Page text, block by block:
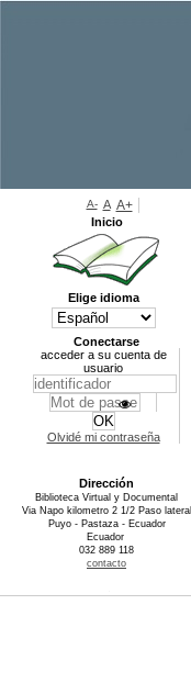
A- A A+
Inicio
Elige idioma
Conectarse
acceder a su cuenta de
usuario
Olvidé mi contraseña
Dirección
Biblioteca Virtual y Documental
Via Napo kilometro 2 1/2 Paso lateral
Puyo - Pastaza - Ecuador
Ecuador
032 889 118
contacto